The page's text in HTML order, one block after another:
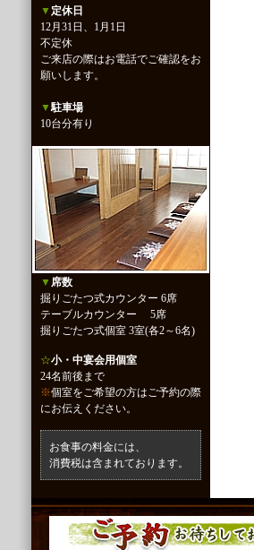
▼ 定休日
12月31日、1月1日
不定休
ご来店の際はお電話でご確認をお
願いします。
▼駐車場
10台分有り
▼ 席数
掘りごたつ式カウンター 6席
テーブルカウンター 5席
掘りごたつ式個室 3室(各2～6名)
☆小・中宴会用個室
24名前後まで
※個室をご希望の方はご予約の際
にお伝えください。
お食事の料金には、
消費税は含まれております。